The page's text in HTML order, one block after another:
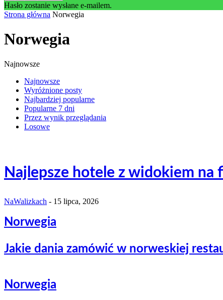
Hasło zostanie wysłane e-mailem.
Strona główna Norwegia
Norwegia
Najnowsze
Najnowsze
Wyróżnione posty
Najbardziej popularne
Popularne 7 dni
Przez wynik przeglądania
Losowe
Najlepsze hotele z widokiem na
NaWalizkach - 15 lipca, 2026
Norwegia
Jakie dania zamówić w norweskiej
Norwegia